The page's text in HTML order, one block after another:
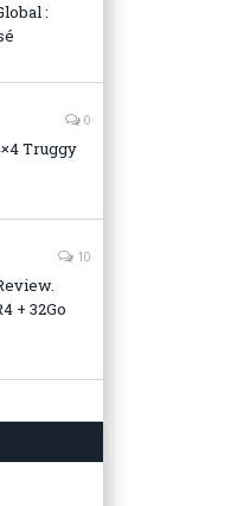
:
0
Truggy
10
+ 32Go